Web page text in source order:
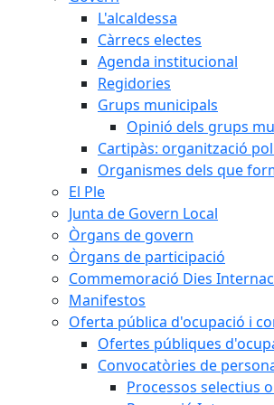
L'alcaldessa
Càrrecs electes
Agenda institucional
Regidories
Grups municipals
Opinió dels grups
Cartipàs: organització
Organismes dels que
El Ple
Junta de Govern Local
Òrgans de govern
Òrgans de participació
Commemoració Dies
Manifestos
Oferta pública d'ocupació i
Ofertes públiques
Convocatòries de
Processos selectius